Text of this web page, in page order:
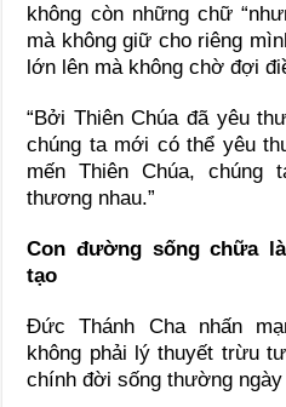
không còn những chữ
mà không giữ cho riêng
lớn lên mà không chờ đợi
“Bởi Thiên Chúa đã yêu
chúng ta mới có thể yêu
mến Thiên Chúa,
thương nhau.”
Con đường sống chữa
tạo
Đức Thánh Cha nhấn
không phải lý thuyết trừu
chính đời sống thường